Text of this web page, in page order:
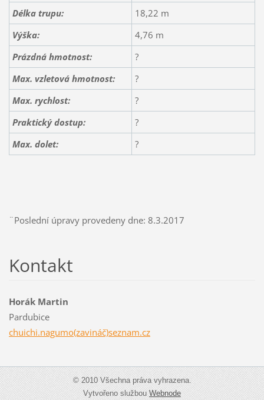
Délka trupu:
18,22 m
Výška:
4,76 m
Prázdná hmotnost:
?
Max. vzletová hmotnost:
?
Max. rychlost:
?
Praktický dostup:
?
Max. dolet:
?
¨Poslední úpravy provedeny dne: 8.3.2017
Kontakt
Horák Martin
Pardubice
chuichi.nagumo(zavináč)seznam.cz
© 2010 Všechna práva vyhrazena.
Vytvořeno službouWebnode